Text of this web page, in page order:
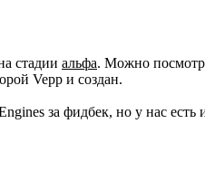
стадии альфа. Можно
Vepp и создан.
за фидбек, но у нас есть